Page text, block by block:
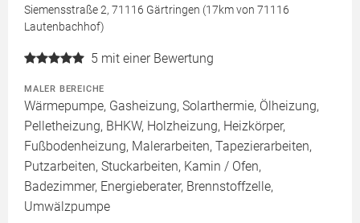
Siemensstraße 2, 71116 Gärtringen (17km von 71116
Lautenbachhof)
5 mit einer Bewertung
MALER BEREICHE
Wärmepumpe, Gasheizung, Solarthermie, Ölheizung,
Pelletheizung, BHKW, Holzheizung, Heizkörper,
Fußbodenheizung, Malerarbeiten, Tapezierarbeiten,
Putzarbeiten, Stuckarbeiten, Kamin / Ofen,
Badezimmer, Energieberater, Brennstoffzelle,
Umwälzpumpe